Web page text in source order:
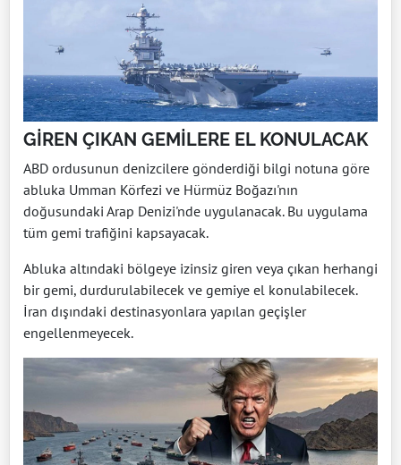
GİREN ÇIKAN GEMİLERE EL KONULACAK
ABD ordusunun denizcilere gönderdiği bilgi notuna göre
abluka Umman Körfezi ve Hürmüz Boğazı'nın
doğusundaki Arap Denizi'nde uygulanacak. Bu uygulama
tüm gemi trafiğini kapsayacak.
Abluka altındaki bölgeye izinsiz giren veya çıkan herhangi
bir gemi, durdurulabilecek ve gemiye el konulabilecek.
İran dışındaki destinasyonlara yapılan geçişler
engellenmeyecek.